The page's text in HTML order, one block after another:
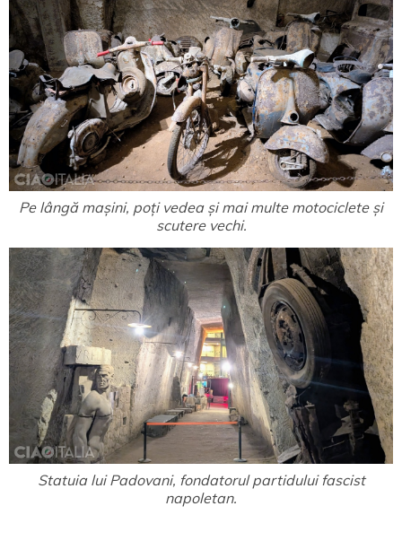
Pe lângă mașini, poți vedea și mai multe motociclete și
scutere vechi.
Statuia lui Padovani, fondatorul partidului fascist
napoletan.